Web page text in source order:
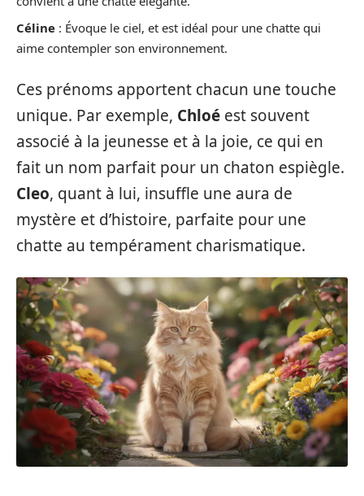
Céline : Évoque le ciel, et est idéal pour une chatte qui
aime contempler son environnement.
Ces prénoms apportent chacun une touche
unique. Par exemple, Chloé est souvent
associé à la jeunesse et à la joie, ce qui en
fait un nom parfait pour un chaton espiègle.
Cleo, quant à lui, insuffle une aura de
mystère et d’histoire, parfaite pour une
chatte au tempérament charismatique.